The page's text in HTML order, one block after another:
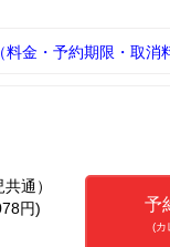
金・予約期限・取消
通）
円)
予
(カ